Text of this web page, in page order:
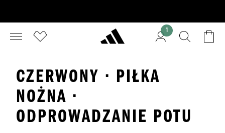
1
CZERWONY · PIŁKA
NOŻNA ·
ODPROWADZANIE POTU